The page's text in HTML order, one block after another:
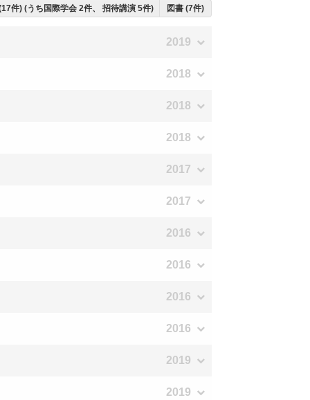
件) (うち国際学会 2件、 招待講演 5件) 図書 (7件)
2019
2018
2018
2018
2017
2017
2016
2016
2016
2016
2019
2019